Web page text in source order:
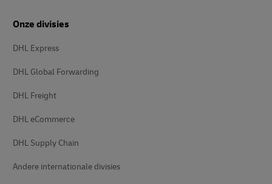
Onze divisies
DHL Express
DHL Global Forwarding
DHL Freight
DHL eCommerce
DHL Supply Chain
Andere internationale divisies